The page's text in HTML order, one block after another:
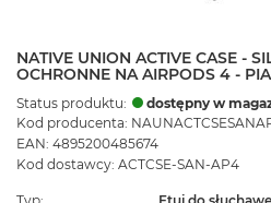
NATIVE UNION ACTIVE CASE -
OCHRONNE NA AIRPODS 4 -
Status produktu:
dostępny w
Kod producenta:
EAN: 4895200485674
Kod dostawcy: ACTCSE-SAN-AP4